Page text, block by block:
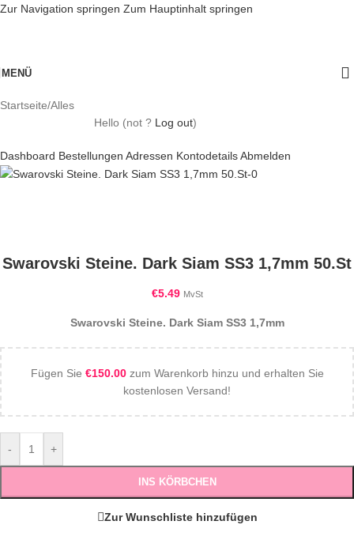
Zur Navigation springen Zum Hauptinhalt springen
MENÜ
Startseite/Alles
Hello (not ? Log out)
Dashboard Bestellungen Adressen KontodetailsAbmelden
Swarovski Steine. Dark Siam SS3 1,7mm 50.St
€5.49 MvSt
Swarovski Steine. Dark Siam SS3 1,7mm
Fügen Sie €150.00zum Warenkorb hinzu und erhalten Sie
kostenlosen Versand!
- +
INS KÖRBCHEN
Zur Wunschliste hinzufügen